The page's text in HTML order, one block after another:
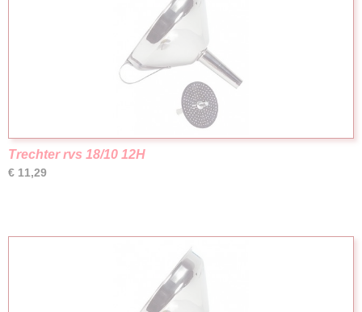
Trechter rvs 18/10 12H
€ 11,29